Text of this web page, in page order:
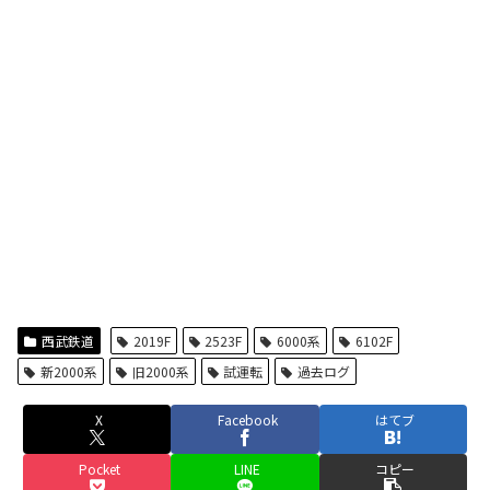
西武鉄道 2019F 2523F 6000系
6102F
新2000系
旧2000系 試運転 過去ログ
X Facebook はてブ
Pocket LINE コピー